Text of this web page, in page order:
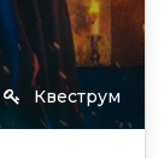
Квеструм